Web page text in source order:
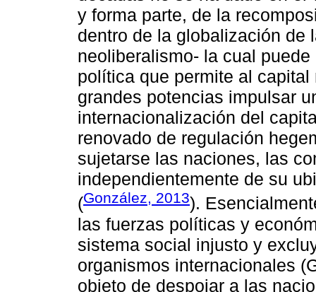
y forma parte, de la
dentro de la globalización de
neoliberalismo- la cual
política que permite al
grandes potencias impulsar
internacionalización del
renovado de regulación
sujetarse las naciones, las
independientemente de su
(González, 2013).
las fuerzas políticas y
sistema social injusto y
organismos internacionales
objeto de despojar a las